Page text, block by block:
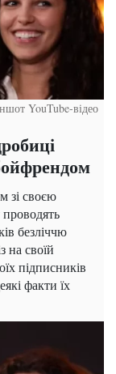
YouTube-відео
зі своєю
безліччю
на своїй
підписників
факти їх